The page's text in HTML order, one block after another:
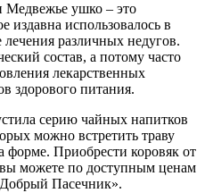
Медвежье ушко – это
издавна использовалось в
различных недугов.
состав, а потому часто
лекарственных
здорового питания.
серию чайных напитков
можно встретить траву
форме. Приобрести коровяк от
вы можете по доступным ценам
Пасечник».